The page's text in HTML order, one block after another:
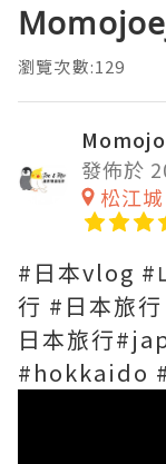
瀏覽次數:129
發佈於
松江城
#日本vlog #
行 #日本旅
日本旅行
#hokkaido